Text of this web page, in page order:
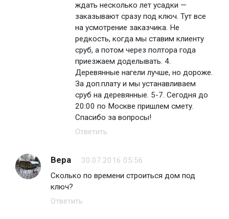
ждать несколько лет усадки —
заказывают сразу под ключ. Тут все
на усмотрение заказчика. Не
редкость, когда мы ставим клиенту
сруб, а потом через полтора года
приезжаем доделывать. 4.
Деревянные нагели лучше, но дороже.
За доп.плату и мы устанавливаем
сруб на деревянные. 5-7. Сегодня до
20:00 по Москве пришлем смету.
Спасибо за вопросы!
Ответить
Вера
30.07.2016 05:56
Сколько по времени строиться дом под
ключ?
Ответить